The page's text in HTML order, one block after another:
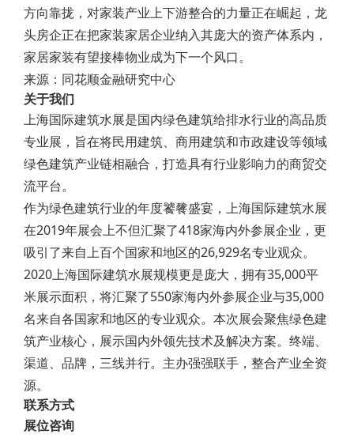
方向靠拢，对家装产业上下游整合的力量正在崛起，龙
头房企正在把家装家居企业纳入其庞大的资产体系内，
家居家装有望接棒物业成为下一个风口。
来源：同花顺金融研究中心
关于我们
上海国际建筑水展是国内绿色建筑给排水行业的高品质
专业展，旨在将民用建筑、商用建筑和市政建设等领域
绿色建筑产业链相融合，打造具有行业影响力的商贸交
流平台。
作为绿色建筑行业的年度饕餮盛宴，上海国际建筑水展
在2019年展会上不但汇聚了418家海内外参展企业，更
吸引了来自上百个国家和地区的26,929名专业观众。
2020上海国际建筑水展规模更是庞大，拥有35,000平
米展示面积，将汇聚了550家海内外参展企业与35,000
名来自各国家和地区的专业观众。本次展会聚焦绿色建
筑产业核心，展示国内外领先技术及解决方案。终端、
渠道、品牌，三线并行。主办强强联手，整合产业全资
源。
联系方式
展位咨询